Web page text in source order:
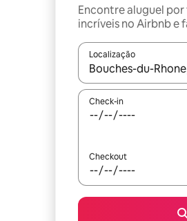
Encontre aluguel
incríveis no Airbnb e
Localização
Quando os
Check-in
Checkout